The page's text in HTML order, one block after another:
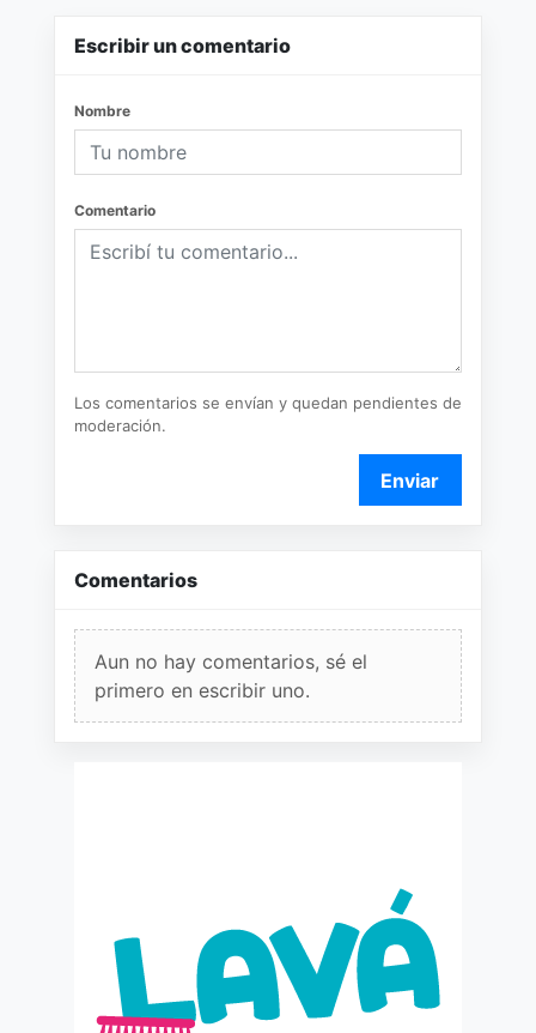
Escribir un comentario
Nombre
Comentario
Los comentarios se envían y quedan pendientes de
moderación.
Enviar
Comentarios
Aun no hay comentarios, sé el
primero en escribir uno.